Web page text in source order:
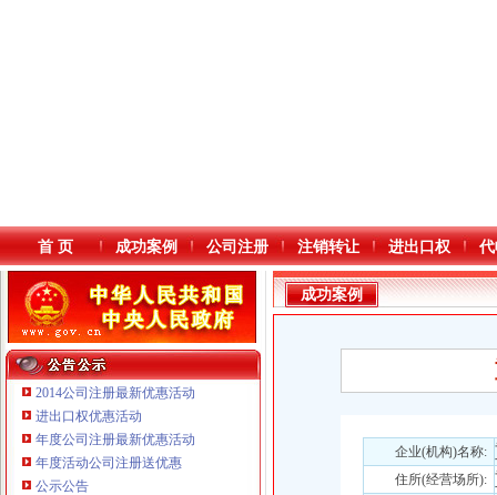
本站导航
首 页 成功案例 公司注册 注销转让 进出口权
2014公司注册最新优惠活动
进出口权优惠活动
年度公司注册最新优惠活动
年度活动公司注册送优惠
公示公告
成功案例
企业(机构)名称:
住所(经营场所):